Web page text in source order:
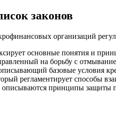
законов
организаций
основные понятия и
на борьбу с
базовые условия
регламентирует способы
описываются принципы защиты